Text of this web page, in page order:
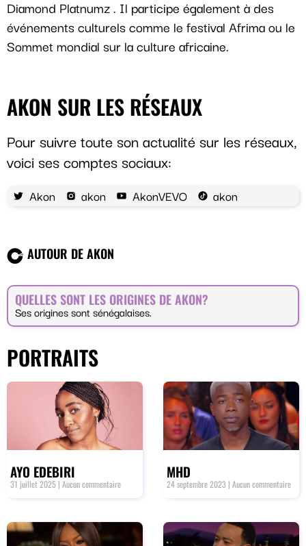
Diamond Platnumz . Il participe également à des
événements culturels comme le festival Afrima ou le
Sommet mondial sur la culture africaine.
AKON SUR LES RÉSEAUX
Pour suivre toute son actualité sur les réseaux,
voici ses comptes sociaux:
Akon akon AkonVEVO akon
AUTOUR DE AKON
QUELLES SONT LES ORIGINES DE AKON?
Ses origines sont sénégalaises.
PORTRAITS
AYO EDEBIRI
31 juillet 2025 Aucun commentaire
MHD
24 septembre 2023 Aucun commentaire